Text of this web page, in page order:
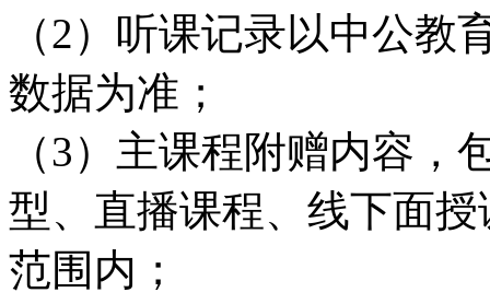
（2）听课记录以中公教
数据为准；
（3）主课程附赠内容
型、直播课程、线下面
范围内；